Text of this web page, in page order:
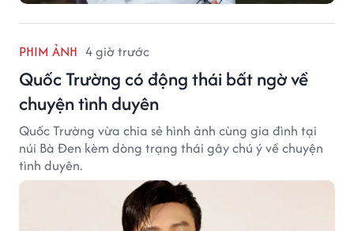
PHIM ẢNH 4 giờ trước
Quốc Trường có động thái bất ngờ về
chuyện tình duyên
Quốc Trường vừa chia sẻ hình ảnh cùng gia đình tại
núi Bà Đen kèm dòng trạng thái gây chú ý về chuyện
tình duyên.